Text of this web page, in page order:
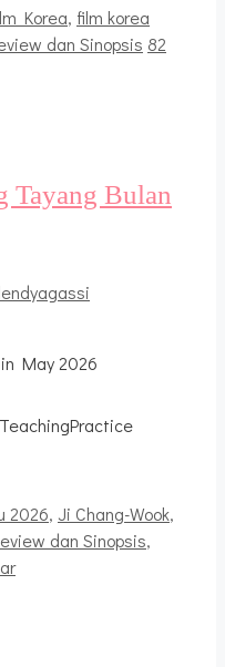
Korea, film korea
dan Sinopsis 82
Tayang Bulan
May 2026
2026, Ji Chang-Wook,
dan Sinopsis,